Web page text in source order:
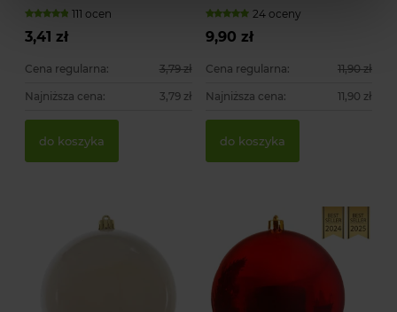
111 ocen
3,41 zł
Cena regularna: 3,79 zł
Najniższa cena: 3,79 zł
do koszyka
24 oceny
9,90 zł
Cena regularna: 11,90 zł
Najniższa cena: 11,90 zł
do koszyka